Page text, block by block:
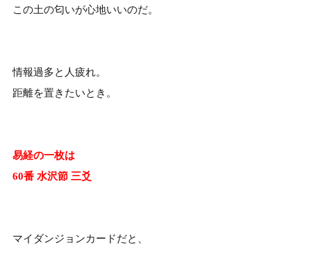
この土の匂いが心地いいのだ。
情報過多と人疲れ。
距離を置きたいとき。
易経の一枚は
60番 水沢節 三爻
マイダンジョンカードだと、